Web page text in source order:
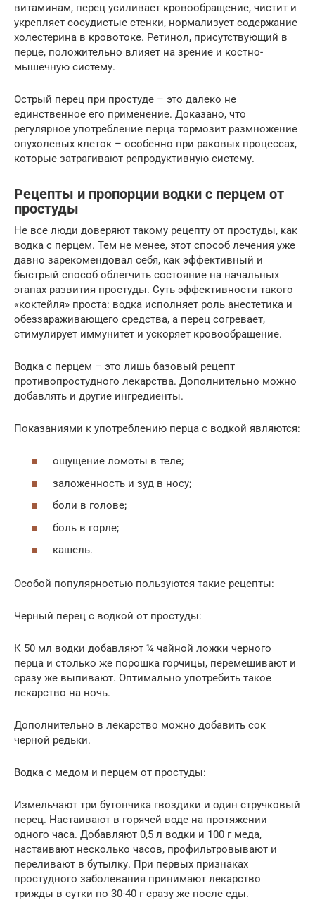
витаминам, перец усиливает кровообращение, чистит и
укрепляет сосудистые стенки, нормализует содержание
холестерина в кровотоке. Ретинол, присутствующий в
перце, положительно влияет на зрение и костно-
мышечную систему.
Острый перец при простуде – это далеко не
единственное его применение. Доказано, что
регулярное употребление перца тормозит размножение
опухолевых клеток – особенно при раковых процессах,
которые затрагивают репродуктивную систему.
Рецепты и пропорции водки с перцем от
простуды
Не все люди доверяют такому рецепту от простуды, как
водка с перцем. Тем не менее, этот способ лечения уже
давно зарекомендовал себя, как эффективный и
быстрый способ облегчить состояние на начальных
этапах развития простуды. Суть эффективности такого
«коктейля» проста: водка исполняет роль анестетика и
обеззараживающего средства, а перец согревает,
стимулирует иммунитет и ускоряет кровообращение.
Водка с перцем – это лишь базовый рецепт
противопростудного лекарства. Дополнительно можно
добавлять и другие ингредиенты.
Показаниями к употреблению перца с водкой являются:
ощущение ломоты в теле;
заложенность и зуд в носу;
боли в голове;
боль в горле;
кашель.
Особой популярностью пользуются такие рецепты:
Черный перец с водкой от простуды:
К 50 мл водки добавляют ¼ чайной ложки черного
перца и столько же порошка горчицы, перемешивают и
сразу же выпивают. Оптимально употребить такое
лекарство на ночь.
Дополнительно в лекарство можно добавить сок
черной редьки.
Водка с медом и перцем от простуды:
Измельчают три бутончика гвоздики и один стручковый
перец. Настаивают в горячей воде на протяжении
одного часа. Добавляют 0,5 л водки и 100 г меда,
настаивают несколько часов, профильтровывают и
переливают в бутылку. При первых признаках
простудного заболевания принимают лекарство
трижды в сутки по 30-40 г сразу же после еды.